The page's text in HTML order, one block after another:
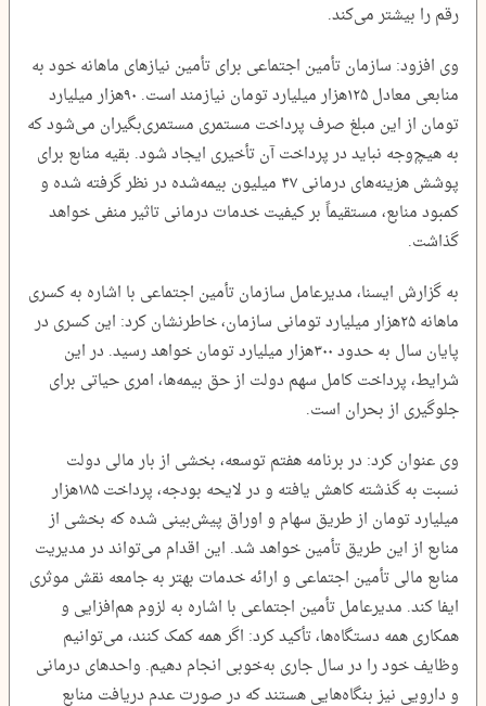
رقم را بیشتر می‌کند.
وی افزود: سازمان تأمین اجتماعی برای تأمین نیازهای ماهانه خود به
منابعی معادل ۱۲۵هزار میلیارد تومان نیازمند است. ۹۰هزار میلیارد
تومان از این مبلغ صرف پرداخت مستمری مستمری‌بگیران می‌شود که
به هیچ‌وجه نباید در پرداخت آن تأخیری ایجاد شود. بقیه منابع برای
پوشش هزینه‌های درمانی ۴۷ میلیون بیمه‌شده در نظر گرفته شده و
کمبود منابع، مستقیماً بر کیفیت خدمات درمانی تاثیر منفی خواهد
گذاشت.
به گزارش ایسنا، مدیرعامل سازمان تأمین اجتماعی با اشاره به کسری
ماهانه ۲۵هزار میلیارد تومانی سازمان، خاطرنشان کرد: این کسری در
پایان سال به حدود ۳۰۰هزار میلیارد تومان خواهد رسید. در این
شرایط، پرداخت کامل سهم دولت از حق بیمه‌ها، امری حیاتی برای
جلوگیری از بحران است.
وی عنوان کرد: در برنامه هفتم توسعه، بخشی از بار مالی دولت
نسبت به گذشته کاهش یافته و در لایحه بودجه، پرداخت ۱۸۵هزار
میلیارد تومان از طریق سهام و اوراق پیش‌بینی شده که بخشی از
منابع از این طریق تأمین خواهد شد. این اقدام می‌تواند در مدیریت
منابع مالی تأمین اجتماعی و ارائه خدمات بهتر به جامعه نقش موثری
ایفا کند. مدیرعامل تأمین اجتماعی با اشاره به لزوم هم‌افزایی و
همکاری همه دستگاه‌ها، تأکید کرد: اگر همه کمک کنند، می‌توانیم
وظایف خود را در سال جاری به‌خوبی انجام دهیم. واحدهای درمانی
و دارویی نیز بنگاه‌هایی هستند که در صورت عدم دریافت منابع